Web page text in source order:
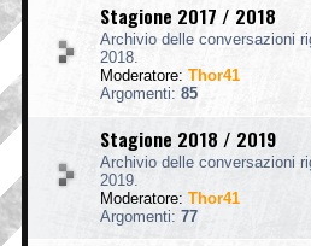
Stagione 2017 / 2018
Archivio delle conversazioni
2018.
Moderatore: Thor41
Argomenti: 85
Stagione 2018 / 2019
Archivio delle conversazioni
2019.
Moderatore: Thor41
Argomenti: 77